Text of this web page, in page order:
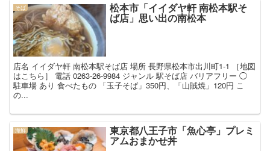
そば 松本市「イイダヤ軒 南松本駅そ
ば店」思い出の南松本
店名 イイダヤ軒 南松本駅そば店 場所 長野県松本市出川町1-1 ［地図
はこちら］ 電話 0263-26-9984 ジャンル 駅そば店 バリアフリー ◯
駐車場 あり 食べたもの 「玉子そば」350円、「山賊焼」120円 こ
の...
海鮮 東京都八王子市「魚心亭」プレミ
アムおまかせ丼